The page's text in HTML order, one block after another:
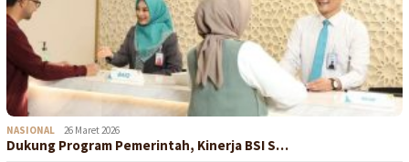
NASIONAL 26 Maret 2026
Dukung Program Pemerintah, Kinerja BSI S…